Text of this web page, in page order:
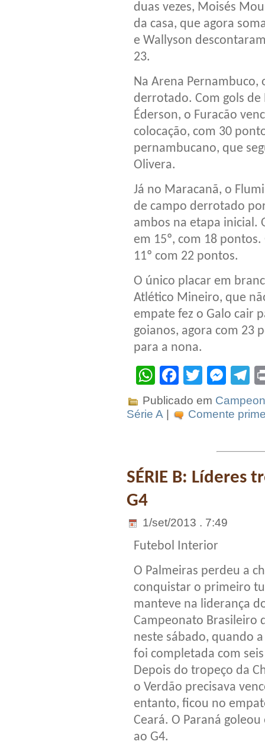
duas vezes, Moisés
da casa, que agora
e Wallyson
23.
Na Arena Pernambuco,
derrotado. Com gols
Éderson, o Furacão
colocação, com 30
pernambucano, que
Olivera.
Já no Maracanã, o
de campo derrotado
ambos na etapa inicial.
em 15º, com 18
11º com 22 pontos.
O único placar em
Atlético Mineiro, que
empate fez o Galo cair
goianos, agora com 23
para a nona.
WhatsApp
Facebook
Twitter
Publicado em
Série A
Comente
SÉRIE B: Líderes
G4
1/set/2013 . 7:49
Futebol Interior
O Palmeiras perdeu a
conquistar o primeiro
manteve na liderança
Campeonato Brasileiro
neste sábado, quando
foi completada com
Depois do tropeço da
o Verdão precisava
entanto, ficou no
Ceará. O Paraná
ao G4.